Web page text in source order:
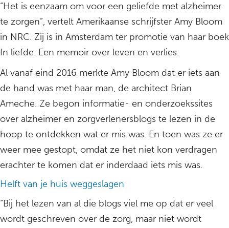
“Het is eenzaam om voor een geliefde met alzheimer
te zorgen”, vertelt Amerikaanse schrijfster Amy Bloom
in NRC. Zij is in Amsterdam ter promotie van haar boek
In liefde. Een memoir over leven en verlies.
Al vanaf eind 2016 merkte Amy Bloom dat er iets aan
de hand was met haar man, de architect Brian
Ameche. Ze begon informatie- en onderzoekssites
over alzheimer en zorgverlenersblogs te lezen in de
hoop te ontdekken wat er mis was. En toen was ze er
weer mee gestopt, omdat ze het niet kon verdragen
erachter te komen dat er inderdaad iets mis was.
Helft van je huis weggeslagen
“Bij het lezen van al die blogs viel me op dat er veel
wordt geschreven over de zorg, maar niet wordt